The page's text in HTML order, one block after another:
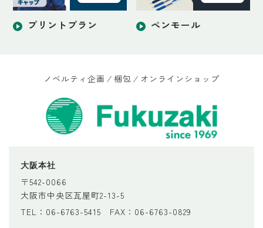
プリントプラン ペンモール
ノベルティ企画 ⁄ 梱包 ⁄ オンラインショップ
大阪本社
〒542-0066
大阪市中央区瓦屋町2-13-5
TEL：06-6763-5415 FAX：06-6763-0829